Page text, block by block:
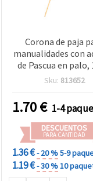
Corona de paja
manualidades con
de Pascua en palo,
350 mm
Sku: 813652
1.70€ 1-4
DESCUENTOS
PARA CANTIDAD
1.36 €- 20 %5-9
1.19 €- 30 %10